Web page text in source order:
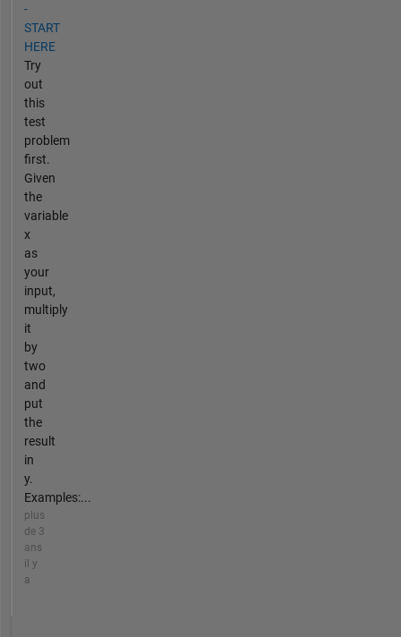
-
START
HERE
Try
out
this
test
problem
first.
Given
the
variable
x
as
your
input,
multiply
it
by
two
and
put
the
result
in
y.
Examples:...
plus
de 3
ans
il y
a